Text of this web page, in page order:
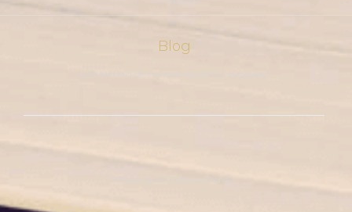
Blog